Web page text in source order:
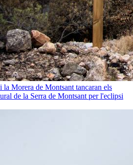
la Morera de Montsant tancaran els
de la Serra de Montsant per l'eclipsi